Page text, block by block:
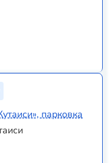
парковка